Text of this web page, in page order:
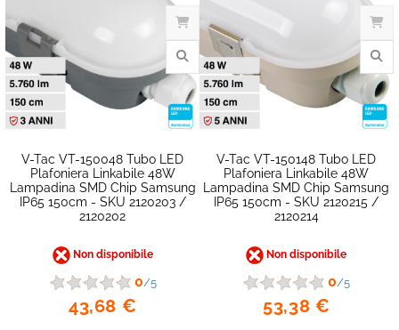
favorite_border
V-Tac VT-150048 Tubo LED
Plafoniera Linkabile 48W
Lampadina SMD Chip Samsung
IP65 150cm - SKU 2120203 /
2120202
Non disponibile
0/5
43,68 €
V-Tac VT-150148 Tubo LED
Plafoniera Linkabile 48W
Lampadina SMD Chip Samsung
IP65 150cm - SKU 2120215 /
2120214
Non disponibile
0/5
53,38 €